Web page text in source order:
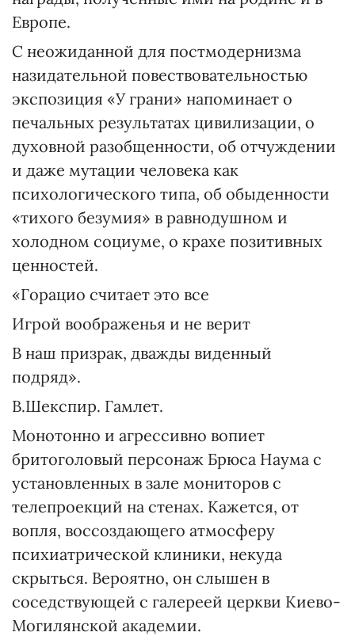
Европе.
С неожиданной для постмодернизма
назидательной повествовательностью
экспозиция «У грани» напоминает о
печальных результатах цивилизации, о
духовной разобщенности, об отчуждении
и даже мутации человека как
психологического типа, об обыденности
«тихого безумия» в равнодушном и
холодном социуме, о крахе позитивных
ценностей.
«Горацио считает это все
Игрой воображенья и не верит
В наш призрак, дважды виденный
подряд».
В.Шекспир. Гамлет.
Монотонно и агрессивно вопиет
бритоголовый персонаж Брюса Наума с
установленных в зале мониторов с
телепроекций на стенах. Кажется, от
вопля, воссоздающего атмосферу
психиатрической клиники, некуда
скрыться. Вероятно, он слышен в
соседствующей с галереей церкви Киево-
Могилянской академии.